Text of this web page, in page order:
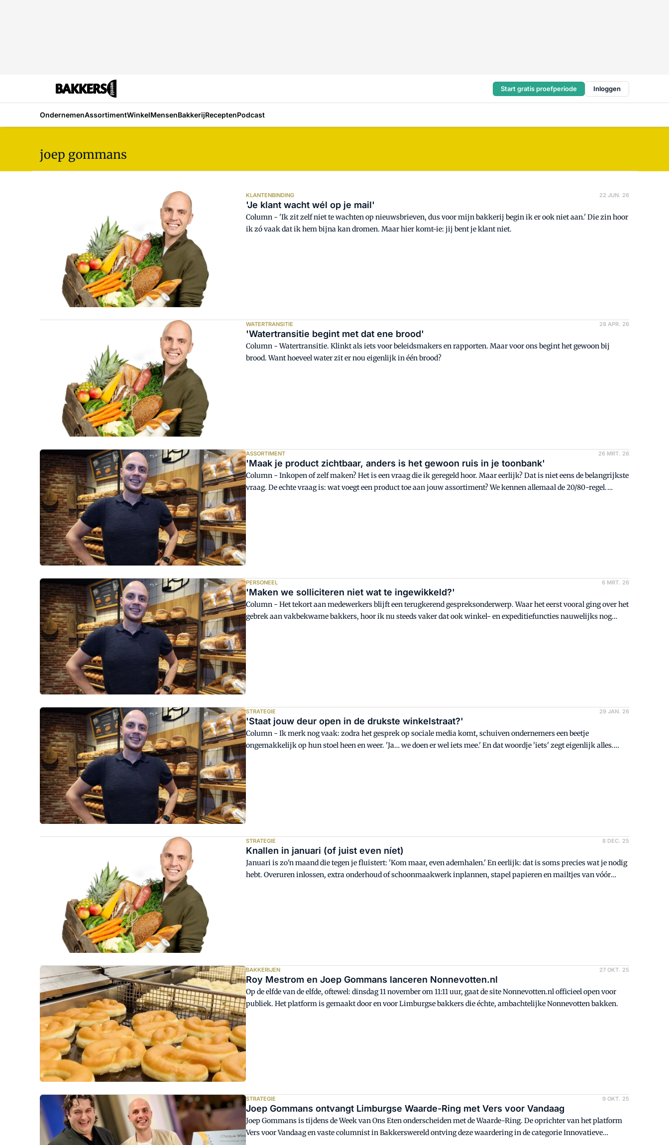
Start gratis proefperiode Inloggen
OndernemenAssortimentWinkelMensenBakkerijReceptenPodcast
joep gommans
KLANTENBINDING 22 JUN. 26
'Je klant wacht wél op je mail'
Column - 'Ik zit zelf niet te wachten op nieuwsbrieven, dus voor mijn bakkerij begin ik er ook niet aan.' Die zin hoor
ik zó vaak dat ik hem bijna kan dromen. Maar hier komt-ie: jij bent je klant niet.
WATERTRANSITIE 28 APR. 26
'Watertransitie begint met dat ene brood'
Column - Watertransitie. Klinkt als iets voor beleidsmakers en rapporten. Maar voor ons begint het gewoon bij
brood. Want hoeveel water zit er nou eigenlijk in één brood?
ASSORTIMENT 26 MRT. 26
'Maak je product zichtbaar, anders is het gewoon ruis in je toonbank'
Column - Inkopen of zelf maken? Het is een vraag die ik geregeld hoor. Maar eerlijk? Dat is niet eens de belangrijkste
vraag. De echte vraag is: wat voegt een product toe aan jouw assortiment? We kennen allemaal de 20/80-regel.
PERSONEEL 6 MRT. 26
'Maken we solliciteren niet wat te ingewikkeld?'
Column - Het tekort aan medewerkers blijft een terugkerend gespreksonderwerp. Waar het eerst vooral ging over het
gebrek aan vakbekwame bakkers, hoor ik nu steeds vaker dat ook winkel- en expeditiefuncties nauwelijks nog
STRATEGIE 29 JAN. 26
'Staat jouw deur open in de drukste winkelstraat?'
Column - Ik merk nog vaak: zodra het gesprek op sociale media komt, schuiven ondernemers een beetje
ongemakkelijk op hun stoel heen en weer. 'Ja… we doen er wel iets mee.' En dat woordje 'iets' zegt eigenlijk alles.
STRATEGIE 8 DEC. 25
Knallen in januari (of juist even níet)
Januari is zo'n maand die tegen je fluistert: 'Kom maar, even ademhalen.' En eerlijk: dat is soms precies wat je nodig
hebt. Overuren inlossen, extra onderhoud of schoonmaakwerk inplannen, stapel papieren en mailtjes van vóór
BAKKERIJEN 27 OKT. 25
Roy Mestrom en Joep Gommans lanceren Nonnevotten.nl
Op de elfde van de elfde, oftewel: dinsdag 11 november om 11:11 uur, gaat de site Nonnevotten.nl officieel open voor
publiek. Het platform is gemaakt door en voor Limburgse bakkers die échte, ambachtelijke Nonnevotten bakken.
STRATEGIE 9 OKT. 25
Joep Gommans ontvangt Limburgse Waarde-Ring met Vers voor Vandaag
Joep Gommans is tijdens de Week van Ons Eten onderscheiden met de Waarde-Ring. De oprichter van het platform
Vers voor Vandaag en vaste columnist in Bakkerswereld ontving deze waardering in de categorie Innovatieve